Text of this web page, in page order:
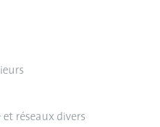
réseaux divers